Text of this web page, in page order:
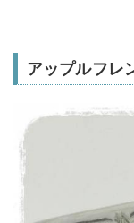
アップルフレ